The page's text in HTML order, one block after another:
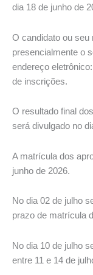
dia 18 de junho de
O candidato ou seu
presencialmente o
endereço eletrônico:
de inscrições.
O resultado final
será divulgado no
A matrícula dos
junho de 2026.
No dia 02 de julho
prazo de matrícula
No dia 10 de julho
entre 11 e 14 de